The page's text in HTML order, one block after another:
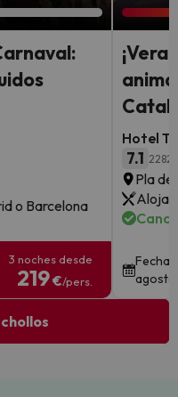
o Barcelona
3 noches desde
219€/pers.
Hotel
7.1 2282
Pla
agosto